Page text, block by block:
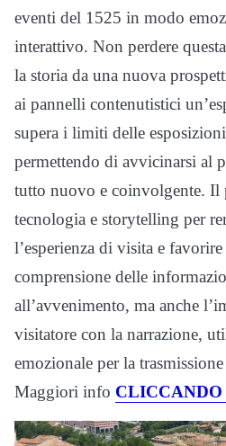
eventi del 1525 in modo
interattivo. Non perdere
la storia da una nuova
ai pannelli contenutistici
supera i limiti delle
permettendo di avvicinarsi al
tutto nuovo e coinvolgente. Il
tecnologia e storytelling per
l’esperienza di visita e
comprensione delle
all’avvenimento, ma anche
visitatore con la narrazione,
emozionale per la
Maggiori info